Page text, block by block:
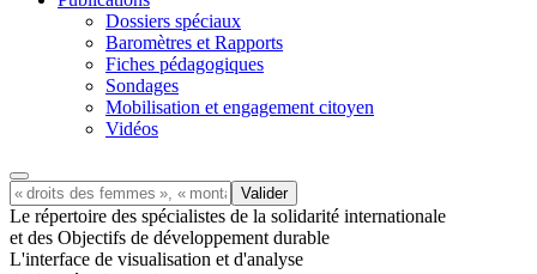
Dossiers spéciaux
Baromètres et Rapports
Fiches pédagogiques
Sondages
Mobilisation et engagement citoyen
Vidéos
Le répertoire des spécialistes de la solidarité internationale
et des Objectifs de développement durable
L'interface de visualisation et d'analyse